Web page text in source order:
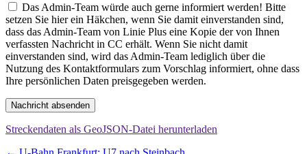
Das Admin-Team würde auch gerne informiert werden! Bitte
setzen Sie hier ein Häkchen, wenn Sie damit einverstanden sind,
dass das Admin-Team von Linie Plus eine Kopie der von Ihnen
verfassten Nachricht in CC erhält. Wenn Sie nicht damit
einverstanden sind, wird das Admin-Team lediglich über die
Nutzung des Kontaktformulars zum Vorschlag informiert, ohne dass
Ihre persönlichen Daten preisgegeben werden.
Nachricht absenden
Streckendaten als GeoJSON-Datei herunterladen